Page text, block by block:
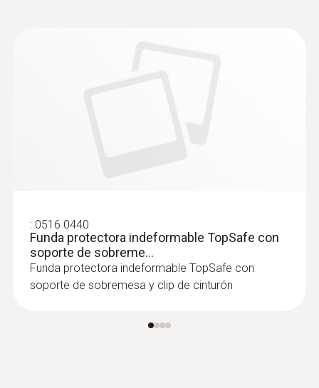
: 0516 0440
Funda protectora indeformable TopSafe con
soporte de sobreme...
Funda protectora indeformable TopSafe con
soporte de sobremesa y clip de cinturón